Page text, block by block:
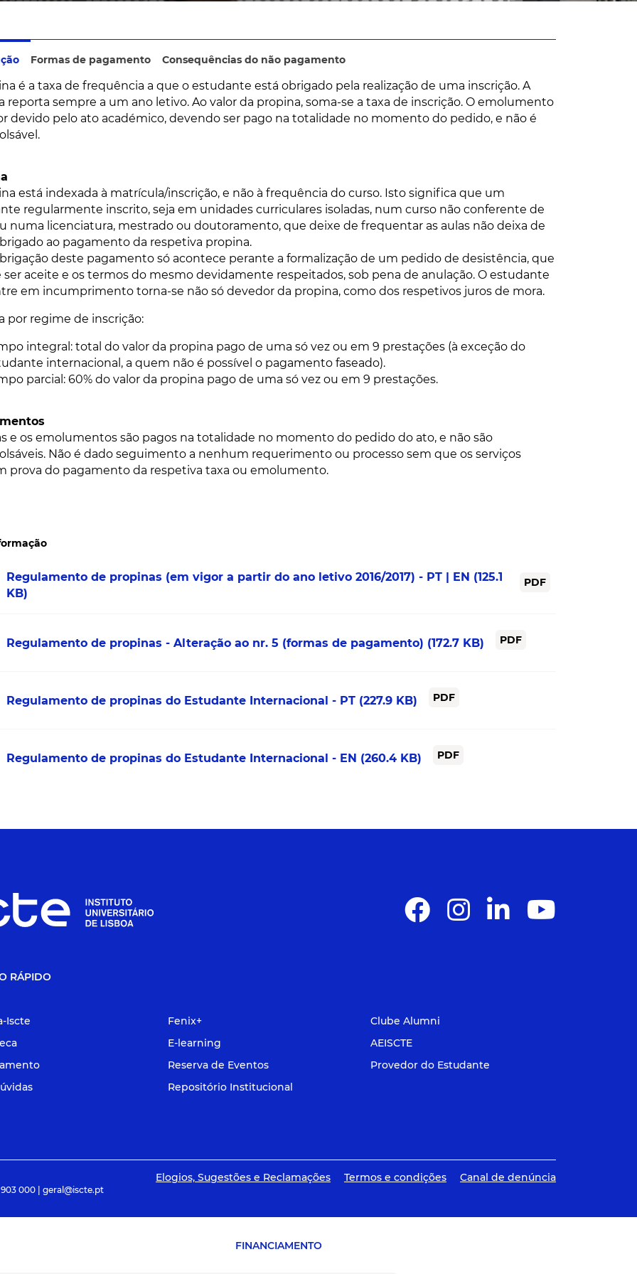
Formas de pagamento Consequências do não pagamento
é a taxa de frequência a que o estudante está obrigado pela realização de uma inscrição. A
reporta sempre a um ano letivo. Ao valor da propina, soma-se a taxa de inscrição. O emolumento
devido pelo ato académico, devendo ser pago na totalidade no momento do pedido, e não é
está indexada à matrícula/inscrição, e não à frequência do curso. Isto significa que um
regularmente inscrito, seja em unidades curriculares isoladas, num curso não conferente de
numa licenciatura, mestrado ou doutoramento, que deixe de frequentar as aulas não deixa de
ao pagamento da respetiva propina.
deste pagamento só acontece perante a formalização de um pedido de desistência, que
ser aceite e os termos do mesmo devidamente respeitados, sob pena de anulação. O estudante
em incumprimento torna-se não só devedor da propina, como dos respetivos juros de mora.
por regime de inscrição:
integral: total do valor da propina pago de uma só vez ou em 9 prestações (à exceção do
internacional, a quem não é possível o pagamento faseado).
parcial: 60% do valor da propina pago de uma só vez ou em 9 prestações.
e os emolumentos são pagos na totalidade no momento do pedido do ato, e não são
Não é dado seguimento a nenhum requerimento ou processo sem que os serviços
prova do pagamento da respetiva taxa ou emolumento.
Regulamento de propinas (em vigor a partir do ano letivo 2016/2017) - PT | EN (125.1
KB)
PDF
Regulamento de propinas - Alteração ao nr. 5 (formas de pagamento) (172.7 KB) PDF
Regulamento de propinas do Estudante Internacional - PT (227.9 KB) PDF
Regulamento de propinas do Estudante Internacional - EN (260.4 KB) PDF
RÁPIDO
Iscte
Fenix+
E-learning
Reserva de Eventos
Repositório Institucional
Clube Alumni
AEISCTE
Provedor do Estudante
903 000 | geral@iscte.pt
Elogios, Sugestões e Reclamações Termos e condições Canal de denúncia
FINANCIAMENTO